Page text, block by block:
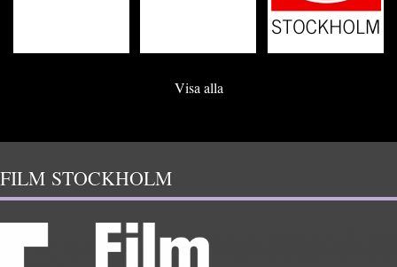
Visa alla
FILM STOCKHOLM